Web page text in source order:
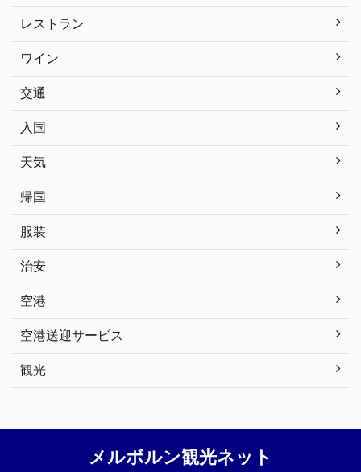
レストラン
ワイン
交通
入国
天気
帰国
服装
治安
空港
空港送迎サービス
観光
メルボルン観光ネット